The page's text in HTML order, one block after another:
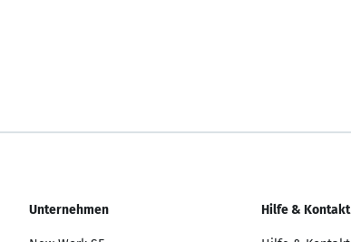
Unternehmen Hilfe & Kontakt